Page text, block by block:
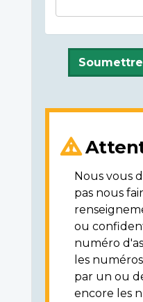
Soumettre
Nous vous
pas nous
ou
numéro
les
par un ou
encore les